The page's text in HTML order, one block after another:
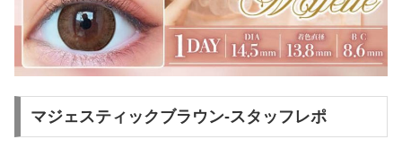
マジェスティックブラウン-スタッフレポ